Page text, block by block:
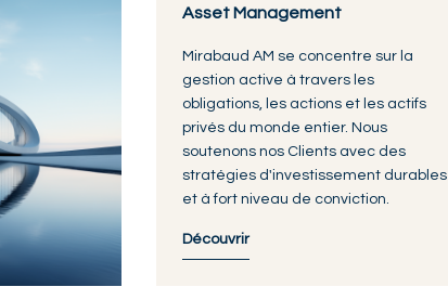
Asset Management
Mirabaud AM se concentre sur la
gestion active à travers les
obligations, les actions et les actifs
privés du monde entier. Nous
soutenons nos Clients avec des
stratégies d'investissement durables
et à fort niveau de conviction.
Découvrir